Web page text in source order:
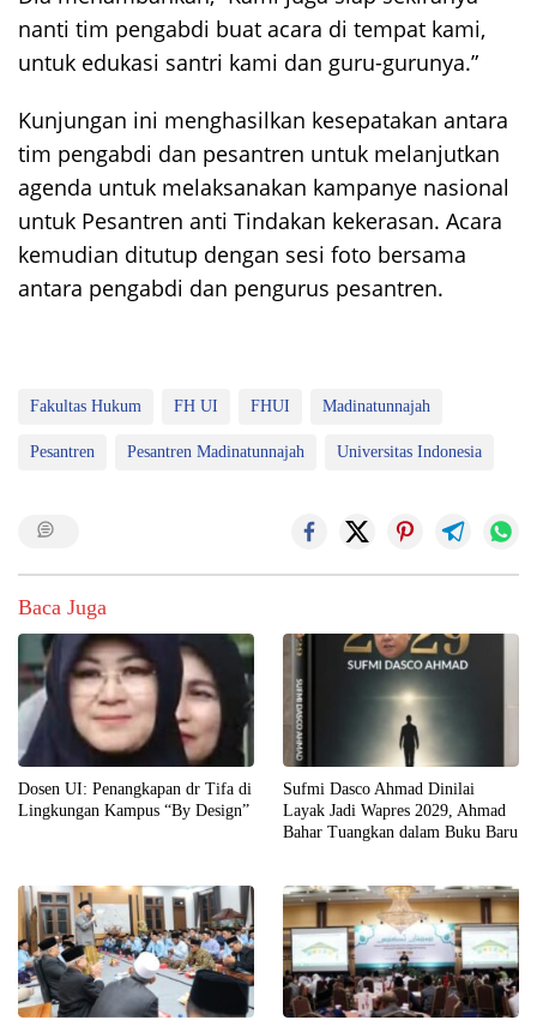
nanti tim pengabdi buat acara di tempat kami,
untuk edukasi santri kami dan guru-gurunya.”
Kunjungan ini menghasilkan kesepatakan antara
tim pengabdi dan pesantren untuk melanjutkan
agenda untuk melaksanakan kampanye nasional
untuk Pesantren anti Tindakan kekerasan. Acara
kemudian ditutup dengan sesi foto bersama
antara pengabdi dan pengurus pesantren.
Fakultas Hukum FH UI FHUI Madinatunnajah
Pesantren Pesantren Madinatunnajah Universitas Indonesia
Baca Juga
Dosen UI: Penangkapan dr Tifa di
Lingkungan Kampus “By Design”
Sufmi Dasco Ahmad Dinilai
Layak Jadi Wapres 2029, Ahmad
Bahar Tuangkan dalam Buku Baru